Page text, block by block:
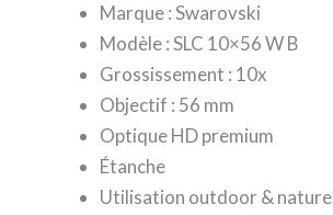
Marque : Swarovski
Modèle : SLC 10×56 W B
Grossissement : 10x
Objectif : 56 mm
Optique HD premium
Étanche
Utilisation outdoor & nature